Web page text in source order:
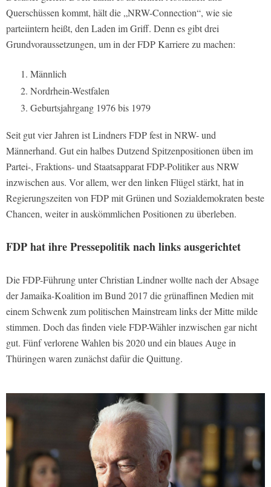
Querschüssen kommt, hält die „NRW-Connection“, wie sie
parteiintern heißt, den Laden im Griff. Denn es gibt drei
Grundvoraussetzungen, um in der FDP Karriere zu machen:
Männlich
Nordrhein-Westfalen
Geburtsjahrgang 1976 bis 1979
Seit gut vier Jahren ist Lindners FDP fest in NRW- und
Männerhand. Gut ein halbes Dutzend Spitzenpositionen üben im
Partei-, Fraktions- und Staatsapparat FDP-Politiker aus NRW
inzwischen aus. Vor allem, wer den linken Flügel stärkt, hat in
Regierungszeiten von FDP mit Grünen und Sozialdemokraten beste
Chancen, weiter in auskömmlichen Positionen zu überleben.
FDP hat ihre Pressepolitik nach links ausgerichtet
Die FDP-Führung unter Christian Lindner wollte nach der Absage
der Jamaika-Koalition im Bund 2017 die grünaffinen Medien mit
einem Schwenk zum politischen Mainstream links der Mitte milde
stimmen. Doch das finden viele FDP-Wähler inzwischen gar nicht
gut. Fünf verlorene Wahlen bis 2020 und ein blaues Auge in
Thüringen waren zunächst dafür die Quittung.